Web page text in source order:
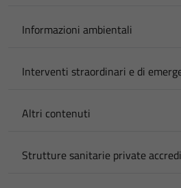
Informazioni ambientali
Interventi straordinari e di
Altri contenuti
Strutture sanitarie private